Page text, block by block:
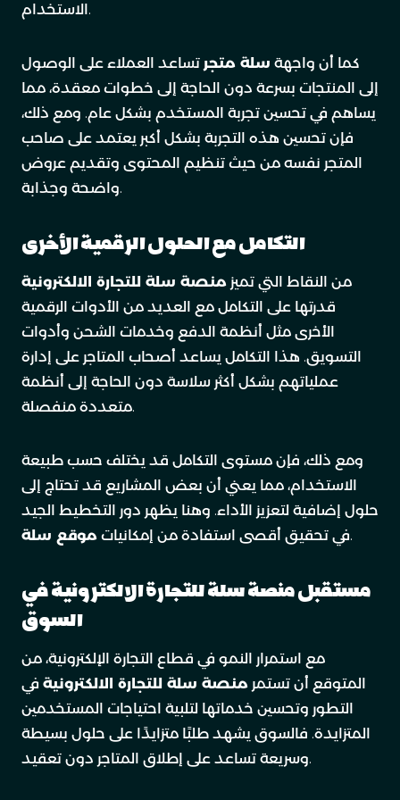
الاستخدام.
كما أن واجهة سلة متجر تساعد العملاء على الوصول
إلى المنتجات بسرعة دون الحاجة إلى خطوات معقدة، مما
يساهم في تحسين تجربة المستخدم بشكل عام. ومع ذلك،
فإن تحسين هذه التجربة بشكل أكبر يعتمد على صاحب
المتجر نفسه من حيث تنظيم المحتوى وتقديم عروض
واضحة وجذابة.
التكامل مع الحلول الرقمية الأخرى
من النقاط التي تميز منصة سلة للتجارة الالكترونية
قدرتها على التكامل مع العديد من الأدوات الرقمية
الأخرى مثل أنظمة الدفع وخدمات الشحن وأدوات
التسويق. هذا التكامل يساعد أصحاب المتاجر على إدارة
عملياتهم بشكل أكثر سلاسة دون الحاجة إلى أنظمة
متعددة منفصلة.
ومع ذلك، فإن مستوى التكامل قد يختلف حسب طبيعة
الاستخدام، مما يعني أن بعض المشاريع قد تحتاج إلى
حلول إضافية لتعزيز الأداء. وهنا يظهر دور التخطيط الجيد
في تحقيق أقصى استفادة من إمكانيات موقع سلة .
مستقبل منصة سلة للتجارة الالكترونية في
السوق
مع استمرار النمو في قطاع التجارة الإلكترونية، من
المتوقع أن تستمر منصة سلة للتجارة الالكترونية في
التطور وتحسين خدماتها لتلبية احتياجات المستخدمين
المتزايدة. فالسوق يشهد طلبًا متزايدًا على حلول بسيطة
وسريعة تساعد على إطلاق المتاجر دون تعقيد.